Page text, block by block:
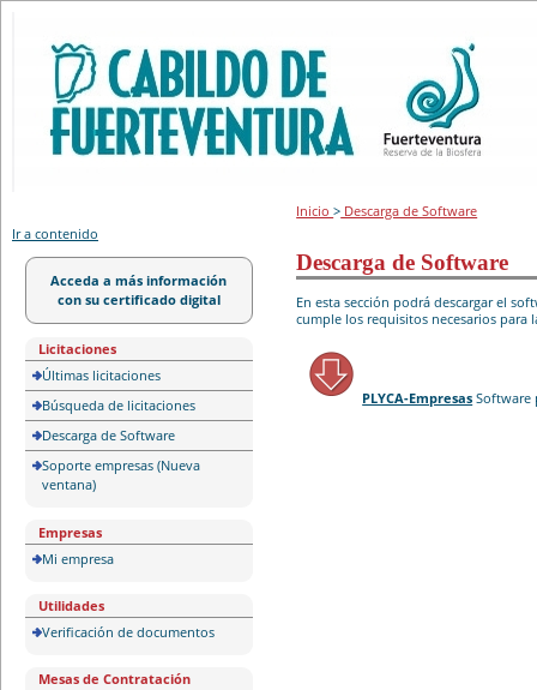
Ir a contenido
Acceda a más información
con su certificado digital
Licitaciones
Últimas licitaciones
Búsqueda de licitaciones
Descarga de Software
Soporte empresas (Nueva
ventana)
Empresas
Mi empresa
Utilidades
Verificación de documentos
Mesas de Contratación
Inicio> Descarga de Software
Descarga de Software
En esta sección podrá descargar el
cumple los requisitos necesarios para
PLYCA-Empresas Software